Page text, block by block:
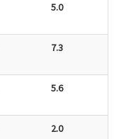
5.0
7.3
5.6
2.0